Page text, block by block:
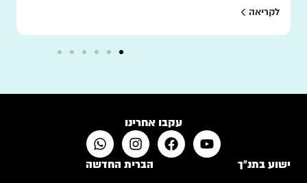
לקריאה
עקבו אחרינו
ישוע בתנ"ך הברית החדשה